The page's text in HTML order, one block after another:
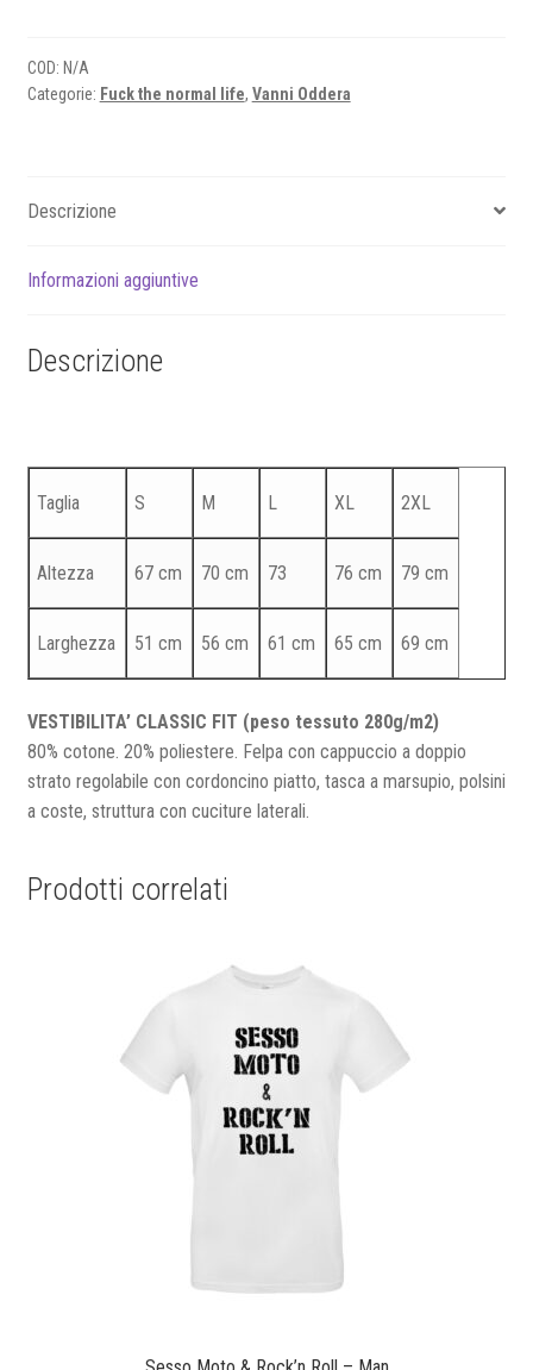
-
Camouflage
COD: N/A
Categorie: Fuck the normal life, Vanni Oddera
Descrizione
Informazioni aggiuntive
Descrizione
Taglia S M L XL 2XL
Altezza 67 cm 70 cm 73 76 cm 79 cm
Larghezza 51 cm 56 cm 61 cm 65 cm 69 cm
VESTIBILITA’ CLASSIC FIT (peso tessuto 280g/m2)
80% cotone. 20% poliestere. Felpa con cappuccio a doppio
strato regolabile con cordoncino piatto, tasca a marsupio, polsini
a coste, struttura con cuciture laterali.
Prodotti correlati